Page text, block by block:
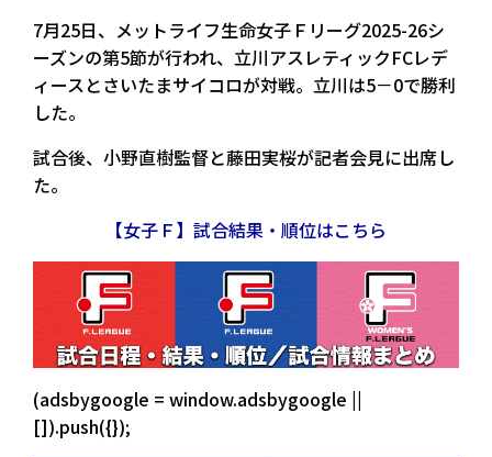
7月25日、メットライフ生命女子Ｆリーグ2025-26シ
ーズンの第5節が行われ、立川アスレティックFCレデ
ィースとさいたまサイコロが対戦。立川は5－0で勝利
した。
試合後、小野直樹監督と藤田実桜が記者会見に出席し
た。
【女子Ｆ】試合結果・順位はこちら
(adsbygoogle = window.adsbygoogle ||
[]).push({});